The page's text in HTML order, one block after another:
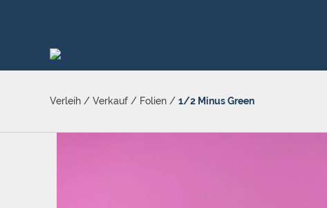
Verleih / Verkauf / Folien / 1/2 Minus Green